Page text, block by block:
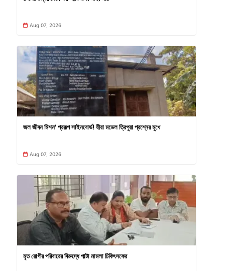
Aug 07, 2026
জল জীবন মিশন' প্রকল্প সাইনবোর্ড! হীরা মডেল ত্রিপুরা প্রশ্নের মুখে
Aug 07, 2026
মৃত রোগীর পরিবারের বিরুদ্ধে পাল্টা মামলা চিকিৎসকের